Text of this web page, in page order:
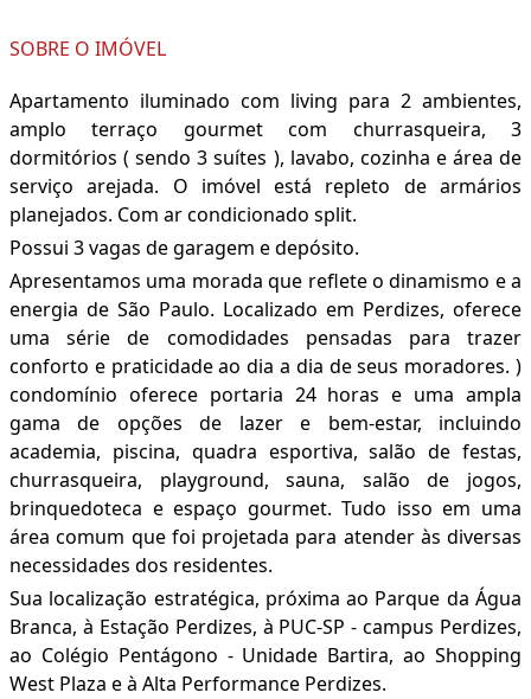
SOBRE O IMÓVEL
Apartamento iluminado com living para 2 ambientes,
amplo terraço gourmet com churrasqueira, 3
dormitórios ( sendo 3 suítes ), lavabo, cozinha e área de
serviço arejada. O imóvel está repleto de armários
planejados. Com ar condicionado split.
Possui 3 vagas de garagem e depósito.
Apresentamos uma morada que reflete o dinamismo e a
energia de São Paulo. Localizado em Perdizes, oferece
uma série de comodidades pensadas para trazer
conforto e praticidade ao dia a dia de seus moradores. )
condomínio oferece portaria 24 horas e uma ampla
gama de opções de lazer e bem-estar, incluindo
academia, piscina, quadra esportiva, salão de festas,
churrasqueira, playground, sauna, salão de jogos,
brinquedoteca e espaço gourmet. Tudo isso em uma
área comum que foi projetada para atender às diversas
necessidades dos residentes.
Sua localização estratégica, próxima ao Parque da Água
Branca, à Estação Perdizes, à PUC-SP - campus Perdizes,
ao Colégio Pentágono - Unidade Bartira, ao Shopping
West Plaza e à Alta Performance Perdizes.